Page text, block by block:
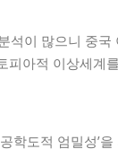
석이 많으니 중국
피아적 이상세계
학도적 엄밀성’을